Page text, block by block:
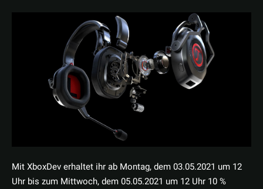
Mit XboxDev erhaltet ihr ab Montag, dem 03.05.2021 um 12
Uhr bis zum Mittwoch, dem 05.05.2021 um 12 Uhr 10 %